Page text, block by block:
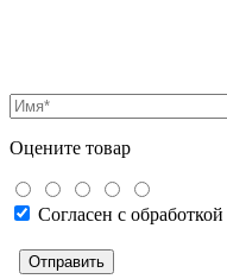
Оцените товар
Согласен с обработкой
Отправить